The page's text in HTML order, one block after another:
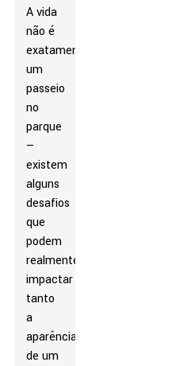
A vida
não é
exatamente
um
passeio
no
parque
—
existem
alguns
desafios
que
podem
realmente
impactar
tanto
a
aparência
de um